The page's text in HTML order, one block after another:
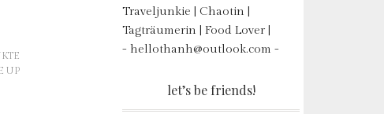
UP
Traveljunkie | Chaotin |
Tagträumerin | Food Lover |
- hellothanh@outlook.com -
let’s be friends!